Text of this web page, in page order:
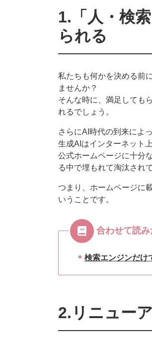
1.「人・検
られる
私たちも何かを決める前
ませんか？
そんな時に、満足しても
れるでしょう。
さらにAI時代の到来によ
生成AIはインターネット
公式ホームページに十分
る中で埋もれて淘汰され
つまり、ホームページに
いうことです。
合わせて読
検索エンジンだけ
2.リニュー